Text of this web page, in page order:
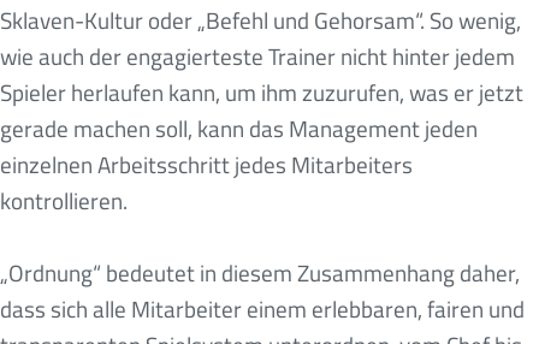
Sklaven-Kultur oder „Befehl und Gehorsam“. So wenig,
wie auch der engagierteste Trainer nicht hinter jedem
Spieler herlaufen kann, um ihm zuzurufen, was er jetzt
gerade machen soll, kann das Management jeden
einzelnen Arbeitsschritt jedes Mitarbeiters
kontrollieren.
„Ordnung“ bedeutet in diesem Zusammenhang daher,
dass sich alle Mitarbeiter einem erlebbaren, fairen und